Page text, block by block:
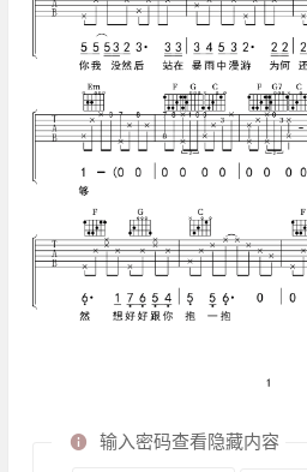
输入密码查看隐藏内容